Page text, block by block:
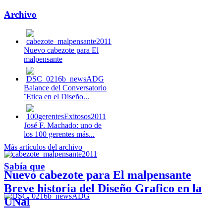
Archivo
Nuevo cabezote para El
malpensante
Balance del Conversatorio
¨Etica en el Diseño...
José F. Machado: uno de
los 100 gerentes más...
Nuevo cabezote para El malpensante
Más artículos del archivo
Sabía que
Breve historia del Diseño Grafico en la
UNal